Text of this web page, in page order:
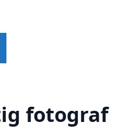
fotograf